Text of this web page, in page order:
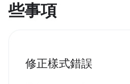
些事項
修正樣式錯誤